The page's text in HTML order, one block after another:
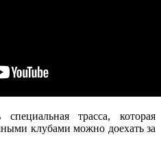
трасса, которая
клубами можно доехать за